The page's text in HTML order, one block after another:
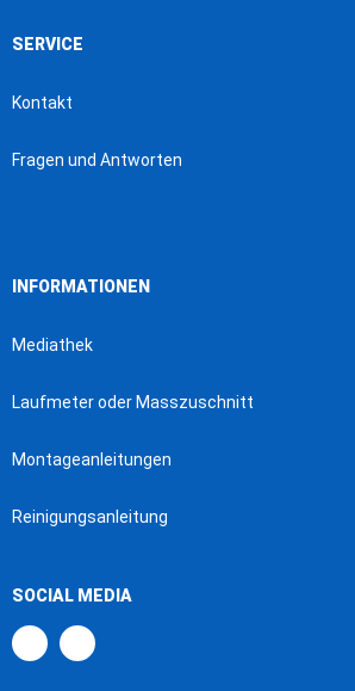
SERVICE
Kontakt
Fragen und Antworten
INFORMATIONEN
Mediathek
Laufmeter oder Masszuschnitt
Montageanleitungen
Reinigungsanleitung
SOCIAL MEDIA